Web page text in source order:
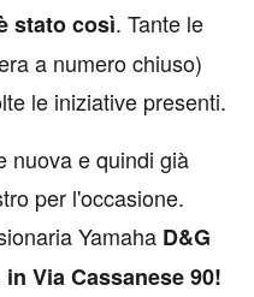
stato così. Tante le
a numero chiuso)
le iniziative presenti.
nuova e quindi già
per l'occasione.
Yamaha D&G
Via Cassanese 90!